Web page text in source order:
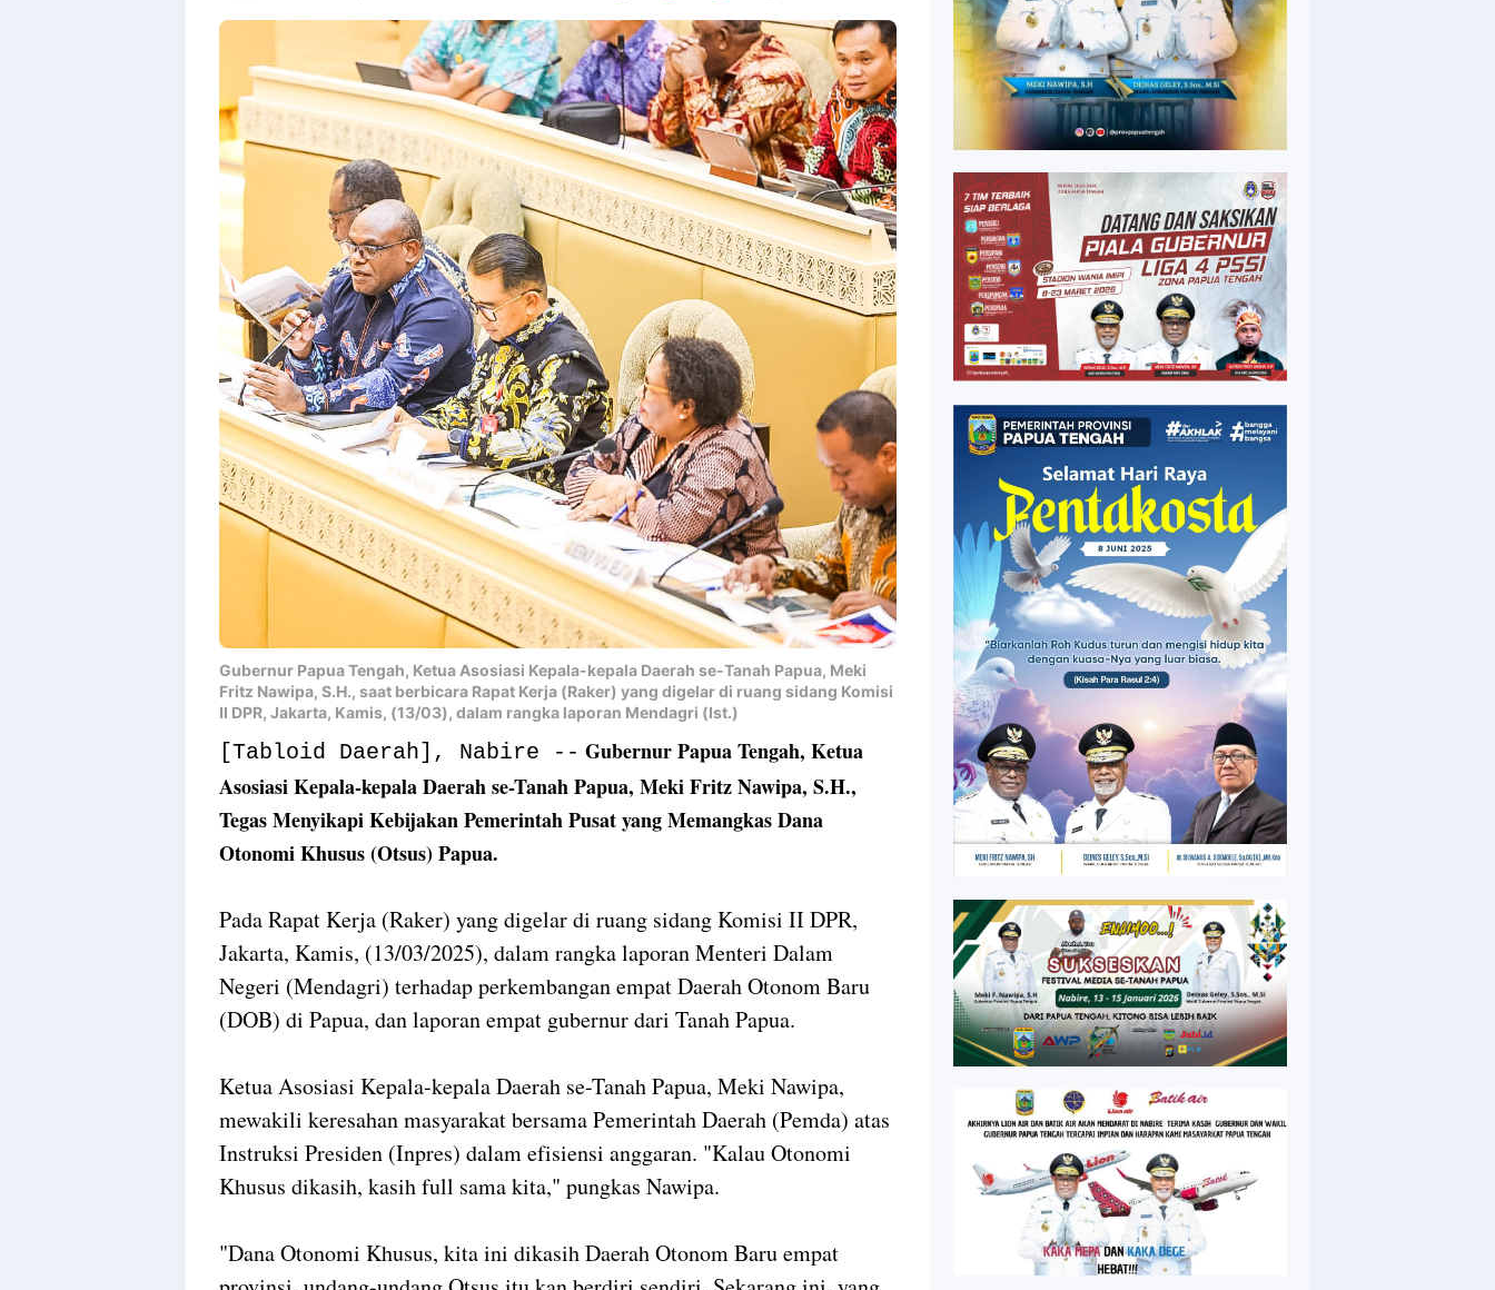
Gubernur Papua Tengah, Ketua Asosiasi Kepala-kepala Daerah se-Tanah Papua, Meki
Fritz Nawipa, S.H., saat berbicara Rapat Kerja (Raker) yang digelar di ruang sidang Komisi
II DPR, Jakarta, Kamis, (13/03), dalam rangka laporan Mendagri (Ist.)
[Tabloid Daerah], Nabire -- Gubernur Papua Tengah, Ketua
Asosiasi Kepala-kepala Daerah se-Tanah Papua, Meki Fritz Nawipa, S.H.,
Tegas Menyikapi Kebijakan Pemerintah Pusat yang Memangkas Dana
Otonomi Khusus (Otsus) Papua.
Pada Rapat Kerja (Raker) yang digelar di ruang sidang Komisi II DPR,
Jakarta, Kamis, (13/03/2025), dalam rangka laporan Menteri Dalam
Negeri (Mendagri) terhadap perkembangan empat Daerah Otonom Baru
(DOB) di Papua, dan laporan empat gubernur dari Tanah Papua.
Ketua Asosiasi Kepala-kepala Daerah se-Tanah Papua, Meki Nawipa,
mewakili keresahan masyarakat bersama Pemerintah Daerah (Pemda) atas
Instruksi Presiden (Inpres) dalam efisiensi anggaran. "Kalau Otonomi
Khusus dikasih, kasih full sama kita," pungkas Nawipa.
"Dana Otonomi Khusus, kita ini dikasih Daerah Otonom Baru empat